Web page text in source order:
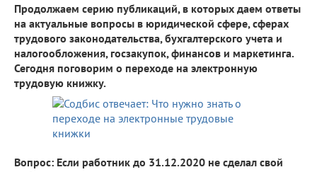
Продолжаем серию публикаций, в которых даем ответы
на актуальные вопросы в юридической сфере, сферах
трудового законодательства, бухгалтерского учета и
налогообложения, госзакупок, финансов и маркетинга.
Сегодня поговорим о переходе на электронную
трудовую книжку.
Вопрос: Если работник до 31.12.2020 не сделал свой